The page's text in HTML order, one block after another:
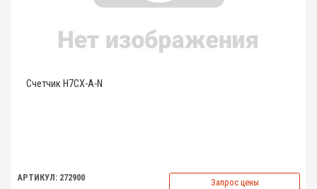
Счетчик H7CX-A-N
АРТИКУЛ: 272900 Запрос цены